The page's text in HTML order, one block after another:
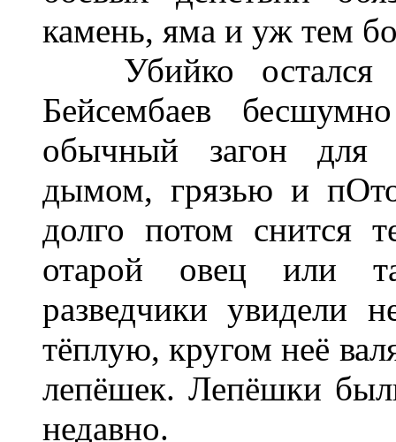
камень, яма и уж тем
Убийко остался
Бейсембаев
обычный загон для
дымом, грязью и
долго потом снится
отарой овец или
разведчики увидели
тёплую, кругом неё
лепёшек. Лепёшки
недавно.